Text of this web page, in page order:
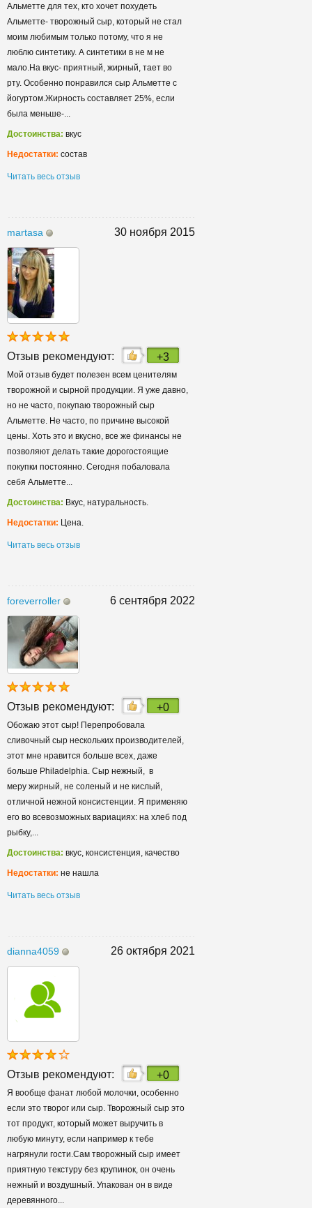
Альметте для тех, кто хочет похудеть
Альметте- творожный сыр, который не стал
моим любимым только потому, что я не
люблю синтетику. А синтетики в не м не
мало.На вкус- приятный, жирный, тает во
рту. Особенно понравился сыр Альметте с
йогуртом.Жирность составляет 25%, если
была меньше-...
Достоинства: вкус
Недостатки: состав
Читать весь отзыв
martasa 30 ноября 2015
Отзыв рекомендуют: +3
Мой отзыв будет полезен всем ценителям
творожной и сырной продукции. Я уже давно,
но не часто, покупаю творожный сыр
Альметте. Не часто, по причине высокой
цены. Хоть это и вкусно, все же финансы не
позволяют делать такие дорогостоящие
покупки постоянно. Сегодня побаловала
себя Альметте...
Достоинства: Вкус, натуральность.
Недостатки: Цена.
Читать весь отзыв
foreverroller 6 сентября 2022
Отзыв рекомендуют: +0
Обожаю этот сыр! Перепробовала
сливочный сыр нескольких производителей,
этот мне нравится больше всех, даже
больше Philadelphia. Сыр нежный, в
меру жирный, не соленый и не кислый,
отличной нежной консистенции. Я применяю
его во всевозможных вариациях: на хлеб под
рыбку,...
Достоинства: вкус, консистенция, качество
Недостатки: не нашла
Читать весь отзыв
dianna4059 26 октября 2021
Отзыв рекомендуют: +0
Я вообще фанат любой молочки, особенно
если это творог или сыр. Творожный сыр это
тот продукт, который может выручить в
любую минуту, если например к тебе
нагрянули гости.Сам творожный сыр имеет
приятную текстуру без крупинок, он очень
нежный и воздушный. Упакован он в виде
деревянного...